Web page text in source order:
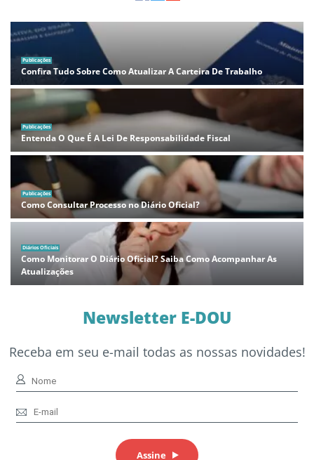
Publicações
Confira Tudo Sobre Como Atualizar A Carteira De Trabalho
Publicações
Entenda O Que É A Lei De Responsabilidade Fiscal
Publicações
Como Consultar Processo no Diário Oficial?
Diários Oficiais
Como Monitorar O Diário Oficial? Saiba Como Acompanhar As
Atualizações
Newsletter E-DOU
Receba em seu e-mail todas as nossas novidades!